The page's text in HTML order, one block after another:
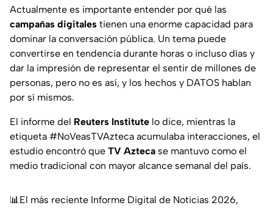
Actualmente es importante entender por qué las
campañas digitales tienen una enorme capacidad para
dominar la conversación pública. Un tema puede
convertirse en tendencia durante horas o incluso días y
dar la impresión de representar el sentir de millones de
personas, pero no es así, y los hechos y DATOS hablan
por sí mismos.
El informe del Reuters Institute lo dice, mientras la
etiqueta #NoVeasTVAzteca acumulaba interacciones, el
estudio encontró que TV Azteca se mantuvo como el
medio tradicional con mayor alcance semanal del país.
📊El más reciente Informe Digital de Noticias 2026,